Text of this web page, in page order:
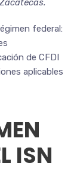
federal:
de CFDI
aplicables
ISN